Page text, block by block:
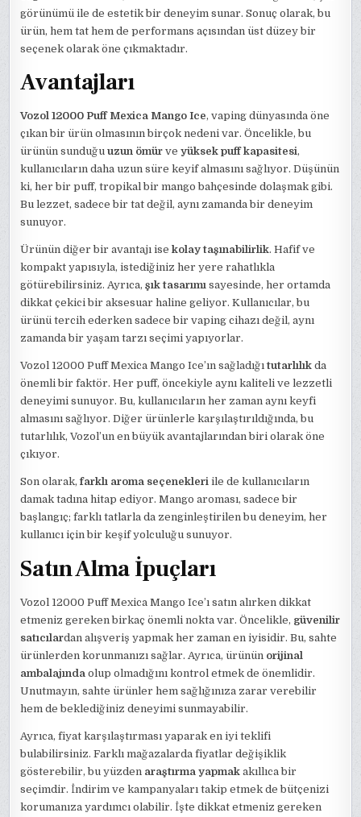
görünümü ile de estetik bir deneyim sunar. Sonuç olarak, bu
ürün, hem tat hem de performans açısından üst düzey bir
seçenek olarak öne çıkmaktadır.
Avantajları
Vozol 12000 Puff Mexica Mango Ice, vaping dünyasında öne
çıkan bir ürün olmasının birçok nedeni var. Öncelikle, bu
ürünün sunduğuuzun ömür veyüksek puff kapasitesi,
kullanıcıların daha uzun süre keyif almasını sağlıyor. Düşünün
ki, her bir puff, tropikal bir mango bahçesinde dolaşmak gibi.
Bu lezzet, sadece bir tat değil, aynı zamanda bir deneyim
sunuyor.
Ürünün diğer bir avantajı isekolay taşınabilirlik. Hafif ve
kompakt yapısıyla, istediğiniz her yere rahatlıkla
götürebilirsiniz. Ayrıca,şık tasarımı sayesinde, her ortamda
dikkat çekici bir aksesuar haline geliyor. Kullanıcılar, bu
ürünü tercih ederken sadece bir vaping cihazı değil, aynı
zamanda bir yaşam tarzı seçimi yapıyorlar.
Vozol 12000 Puff Mexica Mango Ice’ın sağladığıtutarlılık da
önemli bir faktör. Her puff, öncekiyle aynı kaliteli ve lezzetli
deneyimi sunuyor. Bu, kullanıcıların her zaman aynı keyfi
almasını sağlıyor. Diğer ürünlerle karşılaştırıldığında, bu
tutarlılık, Vozol’un en büyük avantajlarından biri olarak öne
çıkıyor.
Son olarak,farklı aroma seçenekleri ile de kullanıcıların
damak tadına hitap ediyor. Mango aroması, sadece bir
başlangıç; farklı tatlarla da zenginleştirilen bu deneyim, her
kullanıcı için bir keşif yolculuğu sunuyor.
Satın Alma İpuçları
Vozol 12000 Puff Mexica Mango Ice’ı satın alırken dikkat
etmeniz gereken birkaç önemli nokta var. Öncelikle, güvenilir
satıcılardan alışveriş yapmak her zaman en iyisidir. Bu, sahte
ürünlerden korunmanızı sağlar. Ayrıca, ürünün orijinal
ambalajında olup olmadığını kontrol etmek de önemlidir.
Unutmayın, sahte ürünler hem sağlığınıza zarar verebilir
hem de beklediğiniz deneyimi sunmayabilir.
Ayrıca, fiyat karşılaştırması yaparak en iyi teklifi
bulabilirsiniz. Farklı mağazalarda fiyatlar değişiklik
gösterebilir, bu yüzden araştırma yapmak akıllıca bir
seçimdir. İndirim ve kampanyaları takip etmek de bütçenizi
korumanıza yardımcı olabilir. İşte dikkat etmeniz gereken